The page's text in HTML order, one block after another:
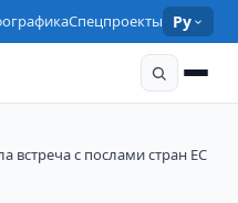
Спецпроекты Ру
с послами стран ЕС